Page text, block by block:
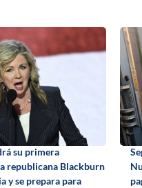
su primera
republicana Blackburn
y se prepara para